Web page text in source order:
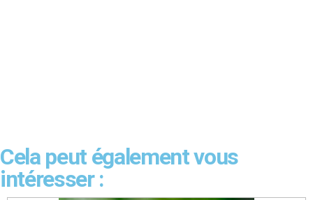
Cela peut également vous
intéresser :